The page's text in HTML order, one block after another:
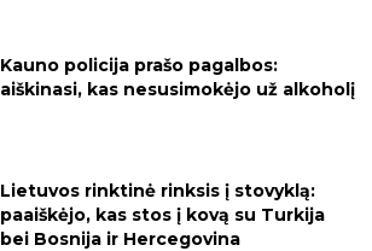
Kauno policija prašo pagalbos:
aiškinasi, kas nesusimokėjo už alkoholį
Lietuvos rinktinė rinksis į stovyklą:
paaiškėjo, kas stos į kovą su Turkija
bei Bosnija ir Hercegovina